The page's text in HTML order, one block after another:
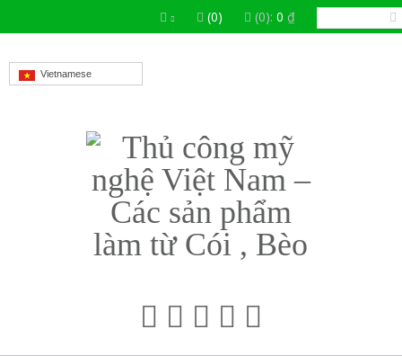
(0) (0): 0 ₫
Vietnamese